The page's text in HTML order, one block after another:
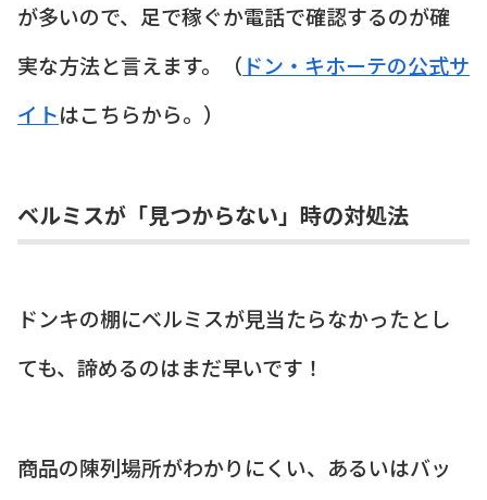
が多いので、足で稼ぐか電話で確認するのが確
実な方法と言えます。（ ドン・キホーテの公式サ
イトはこちらから。）
ベルミスが「見つからない」時の対処法
ドンキの棚にベルミスが見当たらなかったとし
ても、諦めるのはまだ早いです！
商品の陳列場所がわかりにくい、あるいはバッ